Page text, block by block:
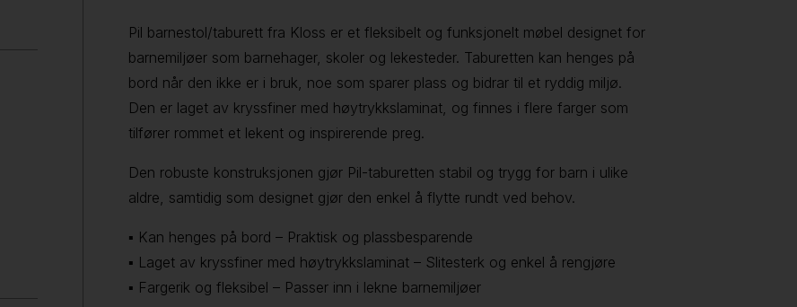
Pil barnestol/taburett fra Kloss er et fleksibelt og funksjonelt møbel designet for
barnemiljøer som barnehager, skoler og lekesteder. Taburetten kan henges på
bord når den ikke er i bruk, noe som sparer plass og bidrar til et ryddig miljø.
Den er laget av kryssfiner med høytrykkslaminat, og finnes i flere farger som
tilfører rommet et lekent og inspirerende preg.
Den robuste konstruksjonen gjør Pil-taburetten stabil og trygg for barn i ulike
aldre, samtidig som designet gjør den enkel å flytte rundt ved behov.
▪ Kan henges på bord – Praktisk og plassbesparende
▪ Laget av kryssfiner med høytrykkslaminat – Slitesterk og enkel å rengjøre
▪ Fargerik og fleksibel – Passer inn i lekne barnemiljøer